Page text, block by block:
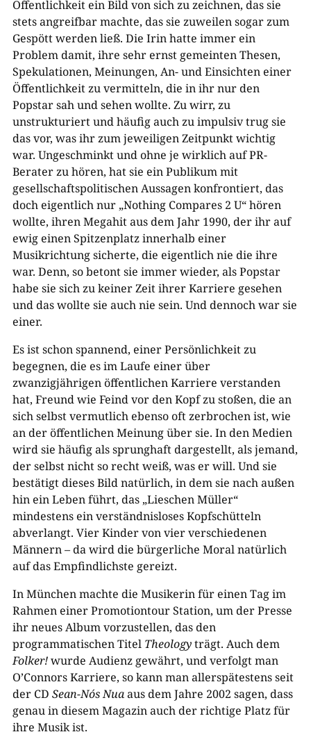
Öffentlichkeit ein Bild von sich zu zeichnen, das sie
stets angreifbar machte, das sie zuweilen sogar zum
Gespött werden ließ. Die Irin hatte immer ein
Problem damit, ihre sehr ernst gemeinten Thesen,
Spekulationen, Meinungen, An- und Einsichten einer
Öffentlichkeit zu vermitteln, die in ihr nur den
Popstar sah und sehen wollte. Zu wirr, zu
unstrukturiert und häufig auch zu impulsiv trug sie
das vor, was ihr zum jeweiligen Zeitpunkt wichtig
war. Ungeschminkt und ohne je wirklich auf PR-
Berater zu hören, hat sie ein Publikum mit
gesellschaftspolitischen Aussagen konfrontiert, das
doch eigentlich nur „Nothing Compares 2 U“ hören
wollte, ihren Megahit aus dem Jahr 1990, der ihr auf
ewig einen Spitzenplatz innerhalb einer
Musikrichtung sicherte, die eigentlich nie die ihre
war. Denn, so betont sie immer wieder, als Popstar
habe sie sich zu keiner Zeit ihrer Karriere gesehen
und das wollte sie auch nie sein. Und dennoch war sie
einer.
Es ist schon spannend, einer Persönlichkeit zu
begegnen, die es im Laufe einer über
zwanzigjährigen öffentlichen Karriere verstanden
hat, Freund wie Feind vor den Kopf zu stoßen, die an
sich selbst vermutlich ebenso oft zerbrochen ist, wie
an der öffentlichen Meinung über sie. In den Medien
wird sie häufig als sprunghaft dargestellt, als jemand,
der selbst nicht so recht weiß, was er will. Und sie
bestätigt dieses Bild natürlich, in dem sie nach außen
hin ein Leben führt, das „Lieschen Müller“
mindestens ein verständnisloses Kopfschütteln
abverlangt. Vier Kinder von vier verschiedenen
Männern – da wird die bürgerliche Moral natürlich
auf das Empfindlichste gereizt.
In München machte die Musikerin für einen Tag im
Rahmen einer Promotiontour Station, um der Presse
ihr neues Album vorzustellen, das den
programmatischen Titel Theologyträgt. Auch dem
Folker!wurde Audienz gewährt, und verfolgt man
O’Connors Karriere, so kann man allerspätestens seit
der CD Sean-Nós Nuaaus dem Jahre 2002 sagen, dass
genau in diesem Magazin auch der richtige Platz für
ihre Musik ist.